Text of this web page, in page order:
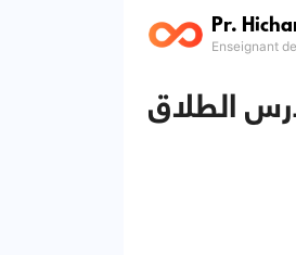
Pr.
الطلاق